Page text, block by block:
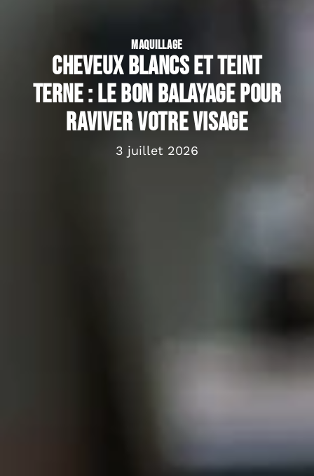
MAQUILLAGE
Cheveux blancs et teint
terne : le bon balayage pour
raviver votre visage
3 juillet 2026